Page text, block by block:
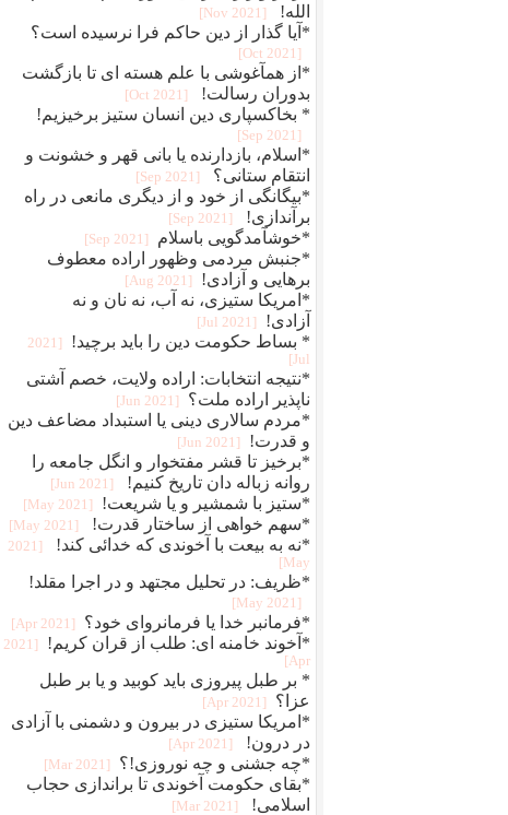
الله!
[2021 Nov]
*آیا گذار از دین حاکم فرا نرسیده است؟
[2021 Oct]
*از همآغوشی با علم هسته ای تا بازگشت
بدوران رسالت!
[2021 Oct]
* بخاکسپاری دین انسان ستیز برخیزیم!
[2021 Sep]
*اسلام، بازدارنده یا بانی قهر و خشونت و
انتقام ستانی؟
[2021 Sep]
*بیگانگی از خود و از دیگری مانعی در راه
برآندازی!
[2021 Sep]
*خوشآمدگویی باسلام [2021 Sep]
*جنبش مردمی وظهور اراده معطوف
برهایی و آزادی!
[2021 Aug]
*امریکا ستیزی، نه آب، نه نان و نه
آزادی!
[2021 Jul]
* بساط حکومت دین را باید برچید!
[2021
Jul]
*نتیجه انتخابات: اراده ولایت، خصم آشتی
ناپذیر اراده ملت؟
[2021 Jun]
*مردم سالاری دینی یا استبداد مضاعف دین
و قدرت!
[2021 Jun]
*برخیز تا قشر مفتخوار و انگل جامعه را
روانه زباله دان تاریخ کنیم!
[2021 Jun]
*ستیز با شمشیر و یا شریعت! [2021 May]
*سهم خواهی از ساختار قدرت! [2021 May]
*نه به بیعت با آخوندی که خدائی کند!
[2021
May]
*ظریف: در تحلیل مجتهد و در اجرا مقلد!
[2021 May]
*فرمانبر خدا یا فرمانروای خود؟ [2021 Apr]
*آخوند خامنه ای: طلب از قران کریم!
[2021
Apr]
* بر طبل پیروزی باید کوبید و یا بر طبل
عزا؟
[2021 Apr]
*امریکا ستیزی در بیرون و دشمنی با آزادی
در درون!
[2021 Apr]
*چه جشنی و چه نوروزی!؟ [2021 Mar]
*بقای حکومت آخوندی تا براندازی حجاب
اسلامی!
[2021 Mar]